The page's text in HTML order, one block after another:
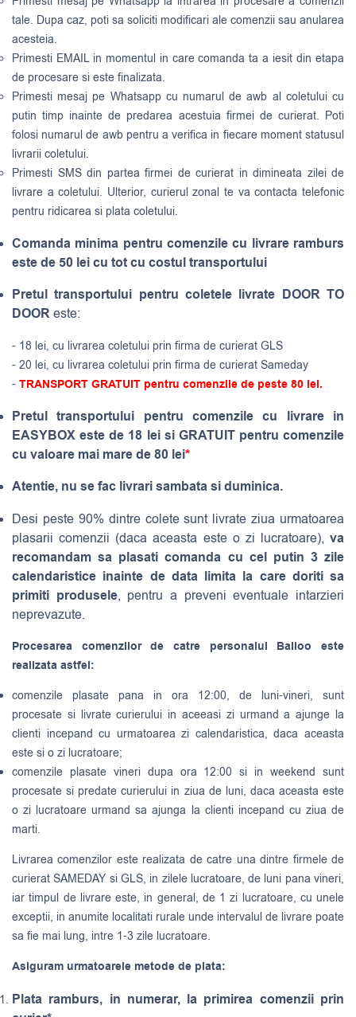
tale. Dupa caz, poti sa soliciti modificari ale comenzii sau anularea
acesteia.
Primesti EMAIL in momentul in care comanda ta a iesit din etapa
de procesare si este finalizata.
Primesti mesaj pe Whatsapp cu numarul de awb al coletului cu
putin timp inainte de predarea acestuia firmei de curierat. Poti
folosi numarul de awb pentru a verifica in fiecare moment statusul
livrarii coletului.
Primesti SMS din partea firmei de curierat in dimineata zilei de
livrare a coletului. Ulterior, curierul zonal te va contacta telefonic
pentru ridicarea si plata coletului.
Comanda minima pentru comenzile cu livrare ramburs
este de 50 lei cu tot cu costul transportului
Pretul transportului pentru coletele livrate DOOR TO
DOOReste:
- 18 lei, cu livrarea coletului prin firma de curierat GLS
- 20 lei, cu livrarea coletului prin firma de curierat Sameday
- TRANSPORT GRATUIT pentru comenzile de peste 80 lei.
Pretul transportului pentru comenzile cu livrare in
EASYBOX este de 18 lei si GRATUIT pentru comenzile
cu valoare mai mare de 80 lei*
Atentie, nu se fac livrari sambata si duminica.
Desi peste 90% dintre colete sunt livrate ziua urmatoarea
plasarii comenzii (daca aceasta este o zi lucratoare), va
recomandam sa plasati comanda cu cel putin 3 zile
calendaristice inainte de data limita la care doriti sa
primiti produsele, pentru a preveni eventuale intarzieri
neprevazute.
Procesarea comenzilor de catre personalul Balloo este
realizata astfel:
comenzile plasate pana in ora 12:00, de luni-vineri, sunt
procesate si livrate curierului in aceeasi zi urmand a ajunge la
clienti incepand cu urmatoarea zi calendaristica, daca aceasta
este si o zi lucratoare;
comenzile plasate vineri dupa ora 12:00 si in weekend sunt
procesate si predate curierului in ziua de luni, daca aceasta este
o zi lucratoare urmand sa ajunga la clienti incepand cu ziua de
marti.
Livrarea comenzilor este realizata de catre una dintre firmele de
curieratSAMEDAY si GLS, in zilele lucratoare, de luni pana vineri,
iar timpul de livrare este, in general, de 1 zi lucratoare, cu unele
exceptii, in anumite localitati rurale unde intervalul de livrare poate
sa fie mai lung, intre 1-3 zile lucratoare.
Asiguram urmatoarele metode de plata:
Plata ramburs, in numerar, la primirea comenzii prin